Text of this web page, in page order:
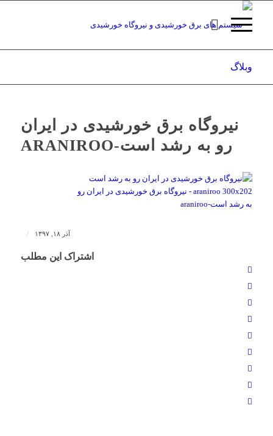
وبلاگ
نیروگاه برق خورشیدی در ایران
رو به رشد است-ARANIROO
آذر ۱۸, ۱۳۹۷ /
اشتراک این مطلب